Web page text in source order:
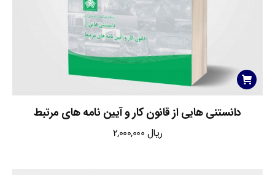
دانستنی هایی از قانون کار و آیین نامه های مرتبط
ریال